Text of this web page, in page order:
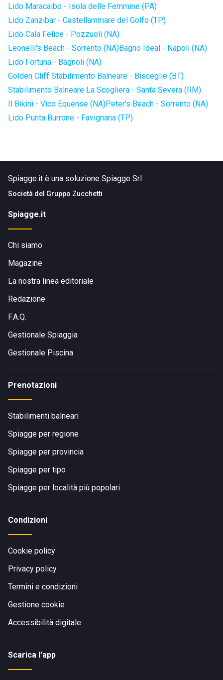
Lido Maracaibo - Isola delle Femmine (PA)
Lido Zanzibar - Castellammare del Golfo (TP)
Lido Cala Felice - Pozzuoli (NA)
Leonelli's Beach - Sorrento (NA)Bagno Ideal - Napoli (NA)
Lido Fortuna - Bagnoli (NA)
Golden Cliff Stabilimento Balneare - Bisceglie (BT)
Stabilimento Balneare La Scogliera - Santa Severa (RM)
Il Bikini - Vico Equense (NA)Peter's Beach - Sorrento (NA)
Lido Punta Burrone - Favignana (TP)
Spiagge.it è una soluzione Spiagge Srl
Società del Gruppo Zucchetti
Spiagge.it
Chi siamo
Magazine
La nostra linea editoriale
Redazione
F.A.Q.
Gestionale Spiaggia
Gestionale Piscina
Prenotazioni
Stabilimenti balneari
Spiagge per regione
Spiagge per provincia
Spiagge per tipo
Spiagge per località più popolari
Condizioni
Cookie policy
Privacy policy
Termini e condizioni
Gestione cookie
Accessibilità digitale
Scarica l'app